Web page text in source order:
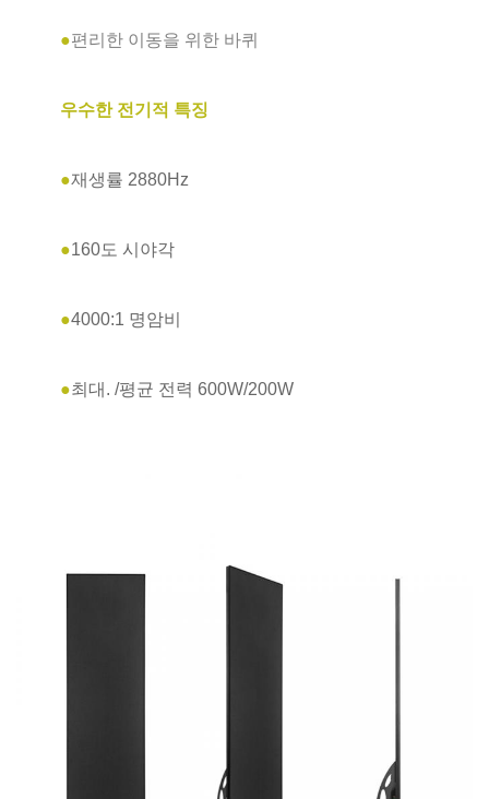
●편리한 이동을 위한 바퀴
우수한 전기적 특징
●재생률 2880Hz
●160도 시야각
●4000:1 명암비
●최대. /평균 전력 600W/200W